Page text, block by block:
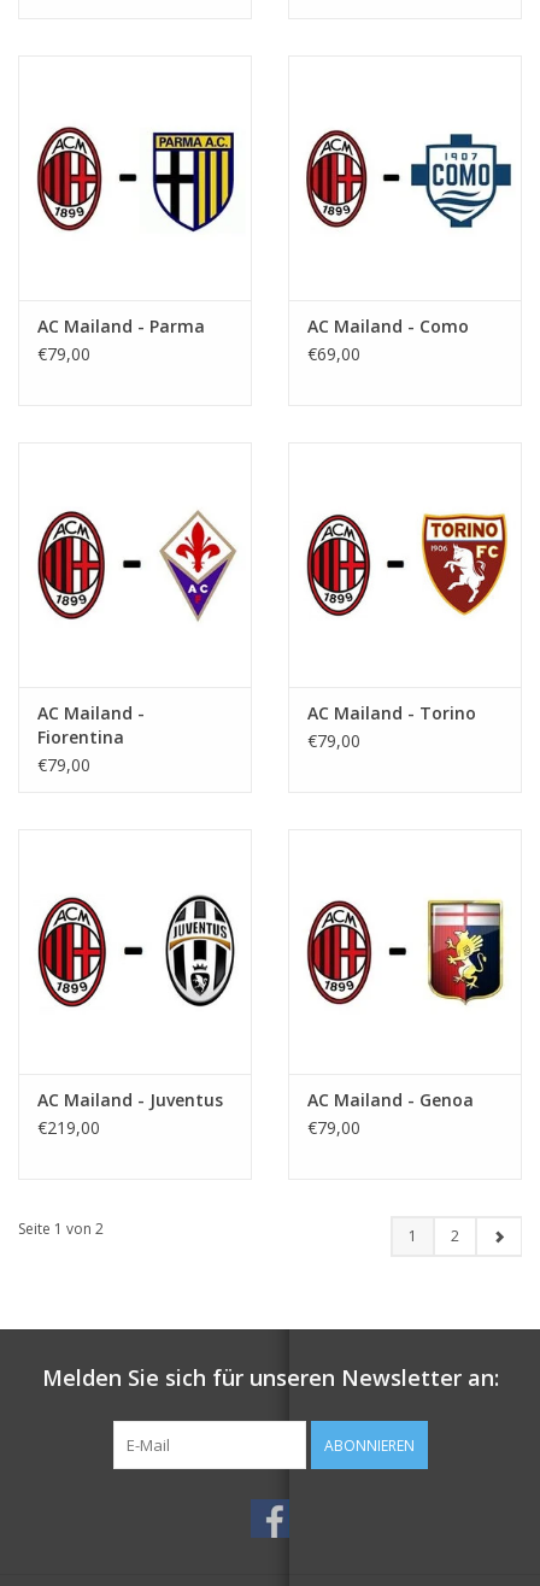
AC Mailand - Parma
€79,00
AC Mailand - Como
€69,00
AC Mailand -
Fiorentina
€79,00
AC Mailand - Torino
€79,00
AC Mailand - Juventus
€219,00
AC Mailand - Genoa
€79,00
Seite 1 von 2 1 2
Melden Sie sich für unseren Newsletter an:
ABONNIEREN